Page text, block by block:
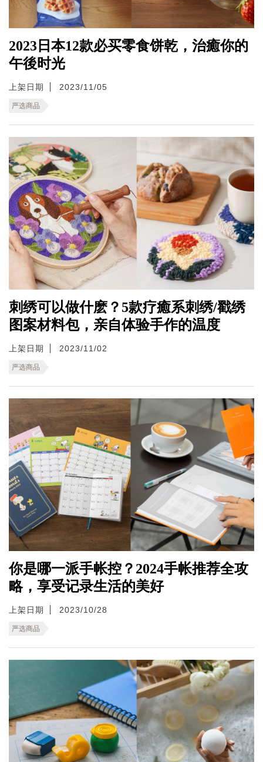
2023日本12款必买零食饼乾，治癒你的
午後时光
上架日期 2023/11/05
严选商品
刺绣可以做什麽？5款疗癒系刺绣/戳绣
图案材料包，亲自体验手作的温度
上架日期 2023/11/02
严选商品
你是哪一派手帐控？2024手帐推荐全攻
略，享受记录生活的美好
上架日期 2023/10/28
严选商品